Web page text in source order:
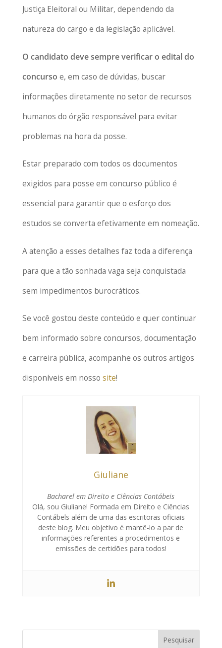
Justiça Eleitoral ou Militar, dependendo da
natureza do cargo e da legislação aplicável.
O candidato deve sempre verificar o edital do
concurso e, em caso de dúvidas, buscar
informações diretamente no setor de recursos
humanos do órgão responsável para evitar
problemas na hora da posse.
Estar preparado com todos os documentos
exigidos para posse em concurso público é
essencial para garantir que o esforço dos
estudos se converta efetivamente em nomeação.
A atenção a esses detalhes faz toda a diferença
para que a tão sonhada vaga seja conquistada
sem impedimentos burocráticos.
Se você gostou deste conteúdo e quer continuar
bem informado sobre concursos, documentação
e carreira pública, acompanhe os outros artigos
disponíveis em nosso site!
Giuliane
Bacharel em Direito e Ciências Contábeis
Olá, sou Giuliane! Formada em Direito e Ciências
Contábels além de uma das escritoras oficiais
deste blog. Meu objetivo é mantê-lo a par de
informações referentes a procedimentos e
emissões de certidões para todos!